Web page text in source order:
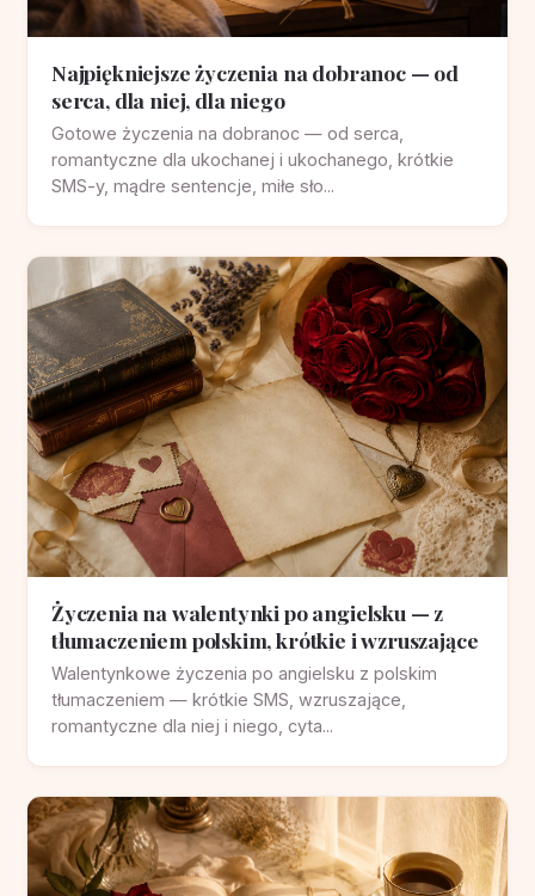
Najpiękniejsze życzenia na dobranoc — od
serca, dla niej, dla niego
Gotowe życzenia na dobranoc — od serca,
romantyczne dla ukochanej i ukochanego, krótkie
SMS-y, mądre sentencje, miłe sło...
Życzenia na walentynki po angielsku — z
tłumaczeniem polskim, krótkie i wzruszające
Walentynkowe życzenia po angielsku z polskim
tłumaczeniem — krótkie SMS, wzruszające,
romantyczne dla niej i niego, cyta...